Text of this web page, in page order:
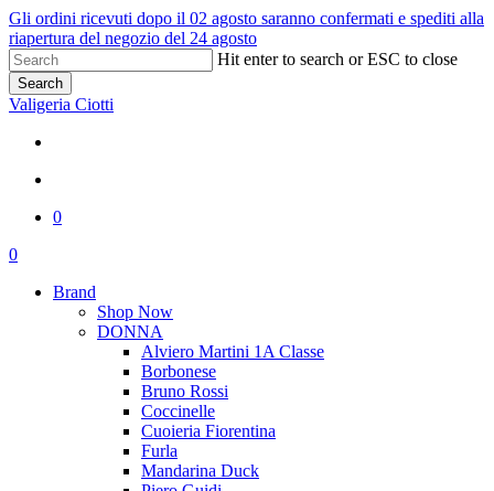
Skip
to
main
content
Gli ordini ricevuti dopo il 02 agosto saranno confermati e spediti alla
riapertura del negozio del 24 agosto
Hit enter to search or ESC to close
Search
Close
Valigeria Ciotti
0
Menu
search
0
Brand
Shop Now
DONNA
Alviero Martini 1A Classe
Borbonese
Bruno Rossi
Coccinelle
Cuoieria Fiorentina
Furla
Mandarina Duck